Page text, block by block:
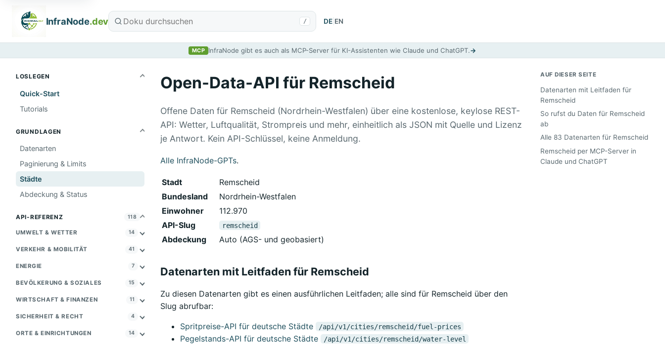
InfraNode.dev / DE EN
MCP InfraNode gibt es auch als MCP-Server für KI-Assistenten wie Claude und ChatGPT.→
LOSLEGEN
Quick-Start
Tutorials
GRUNDLAGEN
Datenarten
Paginierung & Limits
Städte
Abdeckung & Status
API-REFERENZ 118
UMWELT & WETTER 14
VERKEHR & MOBILITÄT 41
ENERGIE 7
BEVÖLKERUNG & SOZIALES 15
WIRTSCHAFT & FINANZEN 11
SICHERHEIT & RECHT 4
ORTE & EINRICHTUNGEN 14
Open-Data-API für Remscheid
Offene Daten für Remscheid (Nordrhein-Westfalen) über eine kostenlose, keylose REST-
API: Wetter, Luftqualität, Strompreis und mehr, einheitlich als JSON mit Quelle und Lizenz
je Antwort. Kein API-Schlüssel, keine Anmeldung.
Alle InfraNode-GPTs.
Stadt
Remscheid
Bundesland
Nordrhein-Westfalen
Einwohner
112.970
API-Slug
remscheid
Abdeckung Auto (AGS- und geobasiert)
Datenarten mit Leitfaden für Remscheid
Zu diesen Datenarten gibt es einen ausführlichen Leitfaden; alle sind für Remscheid über den
Slug abrufbar:
Spritpreise-API für deutsche Städte /api/v1/cities/remscheid/fuel-prices
Pegelstands-API für deutsche Städte /api/v1/cities/remscheid/water-level
AUF DIESER SEITE
Datenarten mit Leitfaden für
Remscheid
So rufst du Daten für Remscheid
ab
Alle 83 Datenarten für Remscheid
Remscheid per MCP-Server in
Claude und ChatGPT